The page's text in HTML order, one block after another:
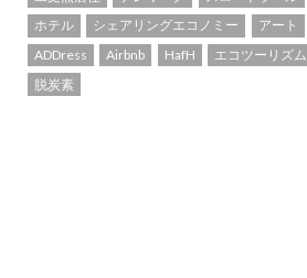
ホテル
シェアリングエコノミー アート
ADDress
Airbnb HafH エコツーリズム
脱炭素